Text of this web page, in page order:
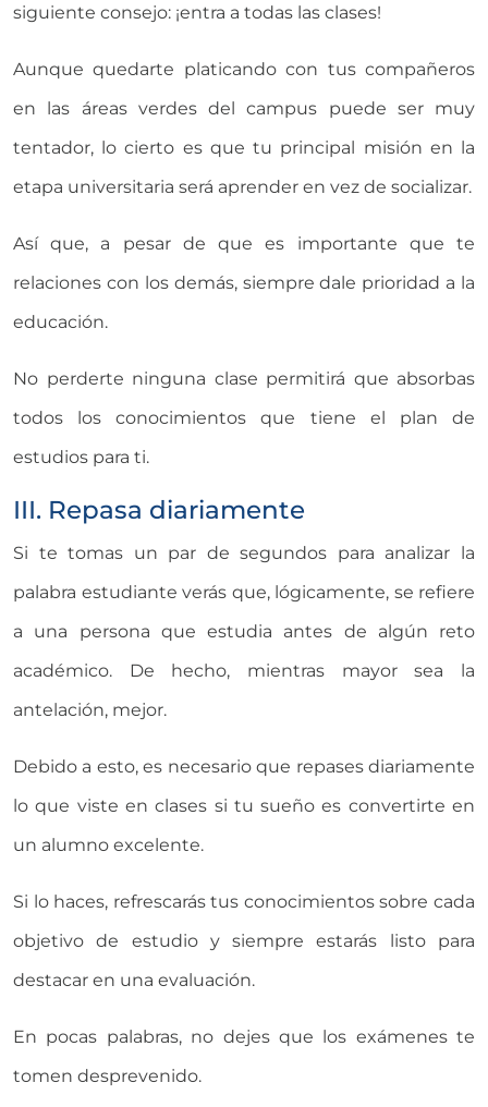
siguiente consejo: ¡entra a todas las clases!
Aunque quedarte platicando con tus compañeros
en las áreas verdes del campus puede ser muy
tentador, lo cierto es que tu principal misión en la
etapa universitaria será aprender en vez de socializar.
Así que, a pesar de que es importante que te
relaciones con los demás, siempre dale prioridad a la
educación.
No perderte ninguna clase permitirá que absorbas
todos los conocimientos que tiene el plan de
estudios para ti.
III. Repasa diariamente
Si te tomas un par de segundos para analizar la
palabra estudiante verás que, lógicamente, se refiere
a una persona que estudia antes de algún reto
académico. De hecho, mientras mayor sea la
antelación, mejor.
Debido a esto, es necesario que repases diariamente
lo que viste en clases si tu sueño es convertirte en
un alumno excelente.
Si lo haces, refrescarás tus conocimientos sobre cada
objetivo de estudio y siempre estarás listo para
destacar en una evaluación.
En pocas palabras, no dejes que los exámenes te
tomen desprevenido.